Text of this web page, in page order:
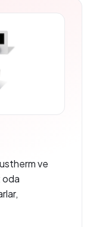
ve
oda